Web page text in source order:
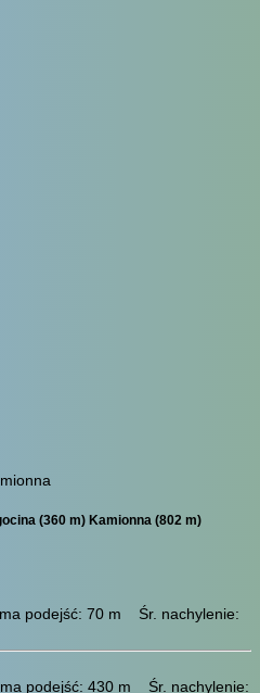
(360 m) Kamionna (802 m)
podejść: 70 m Śr. nachylenie:
podejść: 430 m Śr. nachylenie: